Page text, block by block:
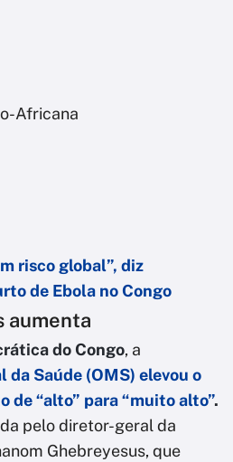
Africana
risco global”, diz
de Ebola no Congo
aumenta
do Congo, a
Saúde (OMS) elevou o
de “alto” para “muito alto”.
pelo diretor-geral da
Ghebreyesus, que